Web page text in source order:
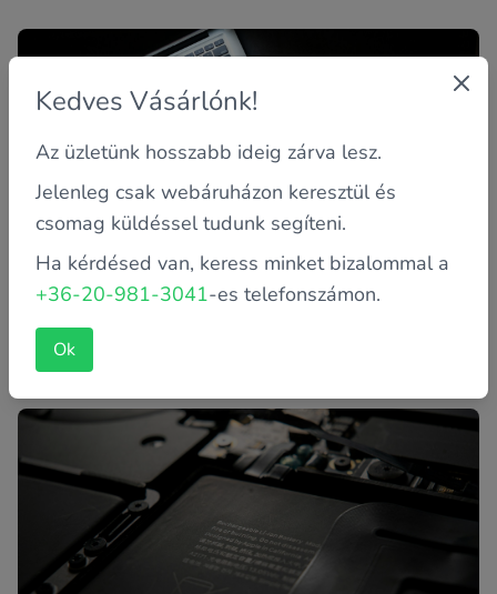
Online biztonság: hogyan védjük meg
számítógépünket és az adatainkat?
vált. Sajnos a bűnözök is egyre okosabb,
körmönfontabb ötletekkel...
Kedves Vásárlónk!
Az üzletünk hosszabb ideig zárva lesz.
Jelenleg csak webáruházon keresztül és
csomag küldéssel tudunk segíteni.
Ha kérdésed van, keress minket bizalommal a
+36-20-981-3041-es telefonszámon.
Ok